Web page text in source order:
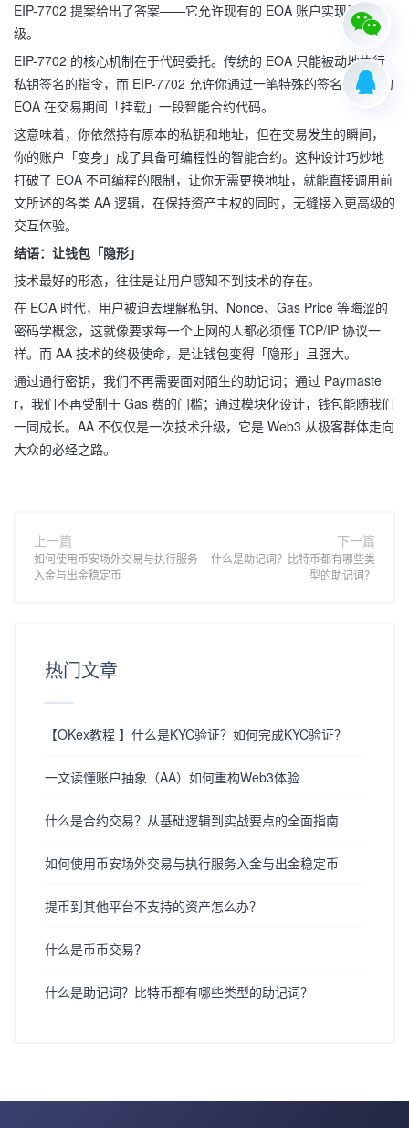
EIP-7702 提案给出了答案——它允许现有的 EOA 账户实现原地升
级。
EIP-7702 的核心机制在于代码委托。传统的 EOA 只能被动地执行
私钥签名的指令，而 EIP-7702 允许你通过一笔特殊的签名，让你的
EOA 在交易期间「挂载」一段智能合约代码。
这意味着，你依然持有原本的私钥和地址，但在交易发生的瞬间，
你的账户「变身」成了具备可编程性的智能合约。这种设计巧妙地
打破了 EOA 不可编程的限制，让你无需更换地址，就能直接调用前
文所述的各类 AA 逻辑，在保持资产主权的同时，无缝接入更高级的
交互体验。
结语：让钱包「隐形」
技术最好的形态，往往是让用户感知不到技术的存在。
在 EOA 时代，用户被迫去理解私钥、Nonce、Gas Price 等晦涩的
密码学概念，这就像要求每一个上网的人都必须懂 TCP/IP 协议一
样。而 AA 技术的终极使命，是让钱包变得「隐形」且强大。
通过通行密钥，我们不再需要面对陌生的助记词；通过 Paymaste
r，我们不再受制于 Gas 费的门槛；通过模块化设计，钱包能随我们
一同成长。AA 不仅仅是一次技术升级，它是 Web3 从极客群体走向
大众的必经之路。
上一篇
如何使用币安场外交易与执行服务
入金与出金稳定币
下一篇
什么是助记词？比特币都有哪些类
型的助记词？
热门文章
【OKex教程 】什么是KYC验证？如何完成KYC验证？
一文读懂账户抽象（AA）如何重构Web3体验
什么是合约交易？从基础逻辑到实战要点的全面指南
如何使用币安场外交易与执行服务入金与出金稳定币
提币到其他平台不支持的资产怎么办？
什么是币币交易？
什么是助记词？比特币都有哪些类型的助记词？